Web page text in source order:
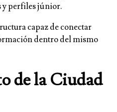
y perfiles júnior.
capaz de conectar
dentro del mismo
de la Ciudad